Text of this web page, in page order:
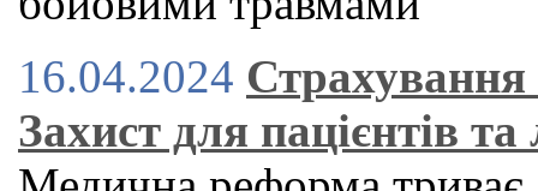
16.04.2024 Страхування
Захист для пацієнтів та